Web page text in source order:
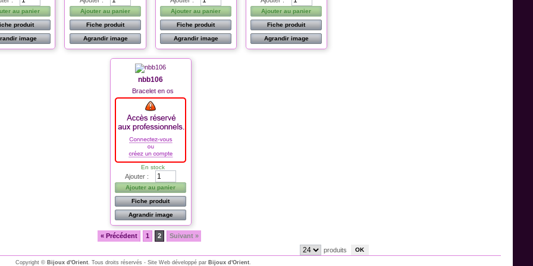
au panier
produit
image
Ajouter au panier
Fiche produit
Agrandir image
Ajouter au panier
Fiche produit
Agrandir image
Ajouter au panier
Fiche produit
Agrandir image
nbb106
Bracelet en os
En stock
Ajouter :
Ajouter au panier
Fiche produit
Agrandir image
« Précédent 1 2 Suivant »
produits
Copyright © Bijoux d'Orient. Tous droits réservés - Site Web développé par Bijoux d'Orient.